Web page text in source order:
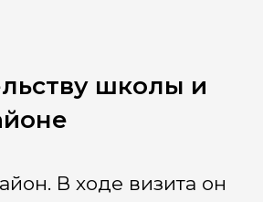
школы и
В ходе визита он